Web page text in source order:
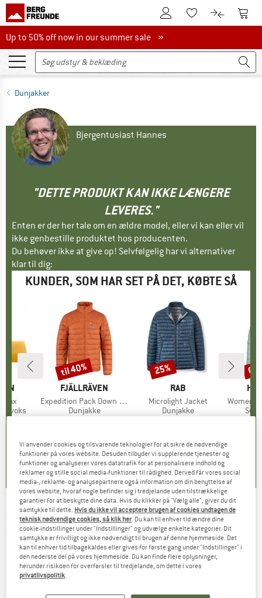
Til kundekontoenTil huskesedlen.
Til Til
Up to 50% off now in our summer sale
Up to 50% off now in our summer sale »
Dunjakker
Bjergentusiast Hannes
"DETTE PRODUKT KAN IKKE LÆNGERE
LEVERES."
Enten er der her tale om en ældre model, eller vi kan eller vil
ikke genbestille produktet hos producenten.
Du behøver ikke at give op! Selvfølgelig har vi alternativer
klar til dig:
KUNDER, SOM HAR SET PÅ DET, KØBTE SÅ
pris
€
)
MÆRKE
FJÄLLRÄVEN
Artikel
Expedition Pack Down Jacket
Produktgruppe
Dunjakke
5,0 (3)
Rabat
til 40%
MÆRKE
RAB
Artikel
Microlight Jacket
Produktgruppe
Dunjakke
4,5(25)
Rabat
25%
Artikel
Women's
LUNDHAGS -Tived Down Jacket - Dunjakke
(0)
Vi anvender cookies og tilsvarende teknologier for at sikre de nødvendige
funktioner på vores website. Desuden tilbyder vi supplerende tjenester og
funktioner og analyserer vores datatrafik for at personalisere indhold og
reklamer og stille social media-funktioner til rådighed. Derved får vores social
media-, reklame- og analysepartnere også information om din benyttelse af
vores website, hvoraf nogle befinder sig i tredjelande uden tilstrækkelige
garantier for at beskytte dine data. Hvis du klikker på "Vælg alle", giver du dit
samtykke til dette. Hvis du ikke vil acceptere brugen af cookies undtagen de
teknisk nødvendige cookies, så klik her. Du kan til enhver tid ændre dine
cookie-indstillinger under "Indstillinger" og udvælge enkelte kategorier. Dit
samtykke er frivilligt og ikke nødvendigt til brugen af denne hjemmeside. Det
kan til enhver tid tilbagekaldes eller gives for første gang under "Indstillinger" i
den nederste del på vores hjemmeside. Du kan finde flere oplysninger,
herunder risikoen for overførsler til tredjelande, om dette i vores
privatlivspolitik.